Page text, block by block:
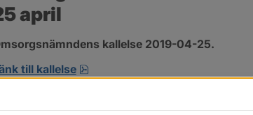
april
kallelse 2019-04-25.
till kallelse
pdf, öppnas i nytt fönster.